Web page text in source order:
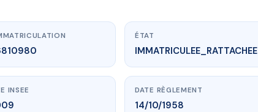
ÉTAT
IMMATRICULEE_RATTACHEE
INSEE DATE RÈGLEMENT
14/10/1958